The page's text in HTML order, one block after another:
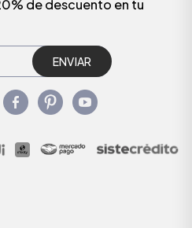
de descuento en tu
ENVIAR